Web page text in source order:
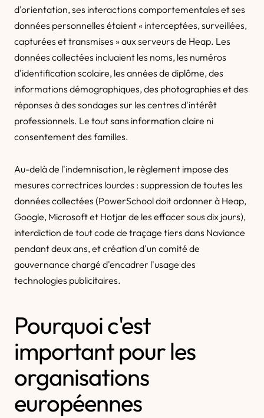
d'orientation, ses interactions comportementales et ses
données personnelles étaient « interceptées, surveillées,
capturées et transmises » aux serveurs de Heap. Les
données collectées incluaient les noms, les numéros
d'identification scolaire, les années de diplôme, des
informations démographiques, des photographies et des
réponses à des sondages sur les centres d'intérêt
professionnels. Le tout sans information claire ni
consentement des familles.
Au-delà de l'indemnisation, le règlement impose des
mesures correctrices lourdes : suppression de toutes les
données collectées (PowerSchool doit ordonner à Heap,
Google, Microsoft et Hotjar de les effacer sous dix jours),
interdiction de tout code de traçage tiers dans Naviance
pendant deux ans, et création d'un comité de
gouvernance chargé d'encadrer l'usage des
technologies publicitaires.
Pourquoi c'est
important pour les
organisations
européennes